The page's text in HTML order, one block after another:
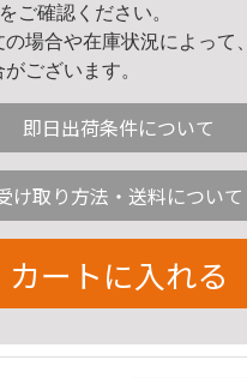
をご確認ください。
場合や在庫状況によって
ございます。
即日出荷条件について
け取り方法・送料について
カートに入れる